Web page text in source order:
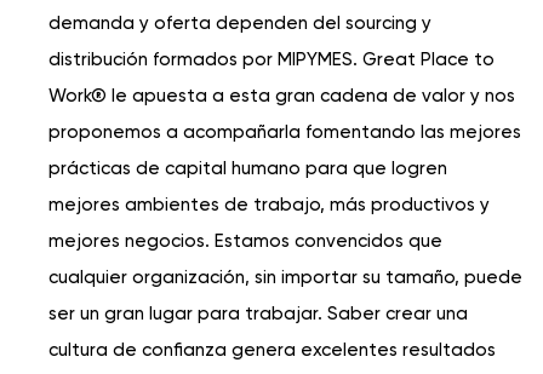
demanda y oferta dependen del sourcing y
distribución formados por MIPYMES. Great Place to
Work® le apuesta a esta gran cadena de valor y nos
proponemos a acompañarla fomentando las mejores
prácticas de capital humano para que logren
mejores ambientes de trabajo, más productivos y
mejores negocios. Estamos convencidos que
cualquier organización, sin importar su tamaño, puede
ser un gran lugar para trabajar. Saber crear una
cultura de conﬁanza genera excelentes resultados